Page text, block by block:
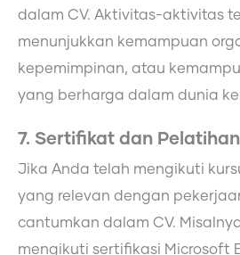
dalam CV. Aktivitas-aktivitas
menunjukkan kemampuan
kepemimpinan, atau
yang berharga dalam dunia
7. Sertifikat dan Pelatihan
Jika Anda telah mengikuti
yang relevan dengan
cantumkan dalam CV.
mengikuti sertifikasi Microsoft